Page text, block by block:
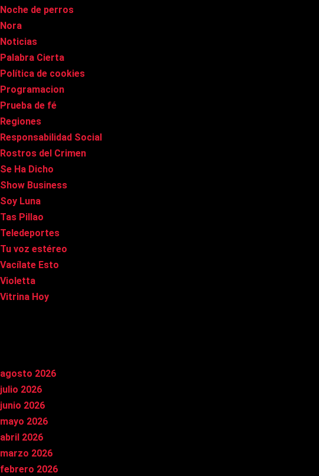
Noche de perros
Nora
Noticias
Palabra Cierta
Política de cookies
Programacion
Prueba de fé
Regiones
Responsabilidad Social
Rostros del Crimen
Se Ha Dicho
Show Business
Soy Luna
Tas Pillao
Teledeportes
Tu voz estéreo
Vacílate Esto
Violetta
Vitrina Hoy
agosto 2026
julio 2026
junio 2026
mayo 2026
abril 2026
marzo 2026
febrero 2026